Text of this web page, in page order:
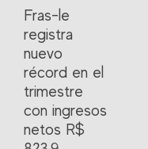
Fras-le
registra
nuevo
récord en el
trimestre
con ingresos
netos R$